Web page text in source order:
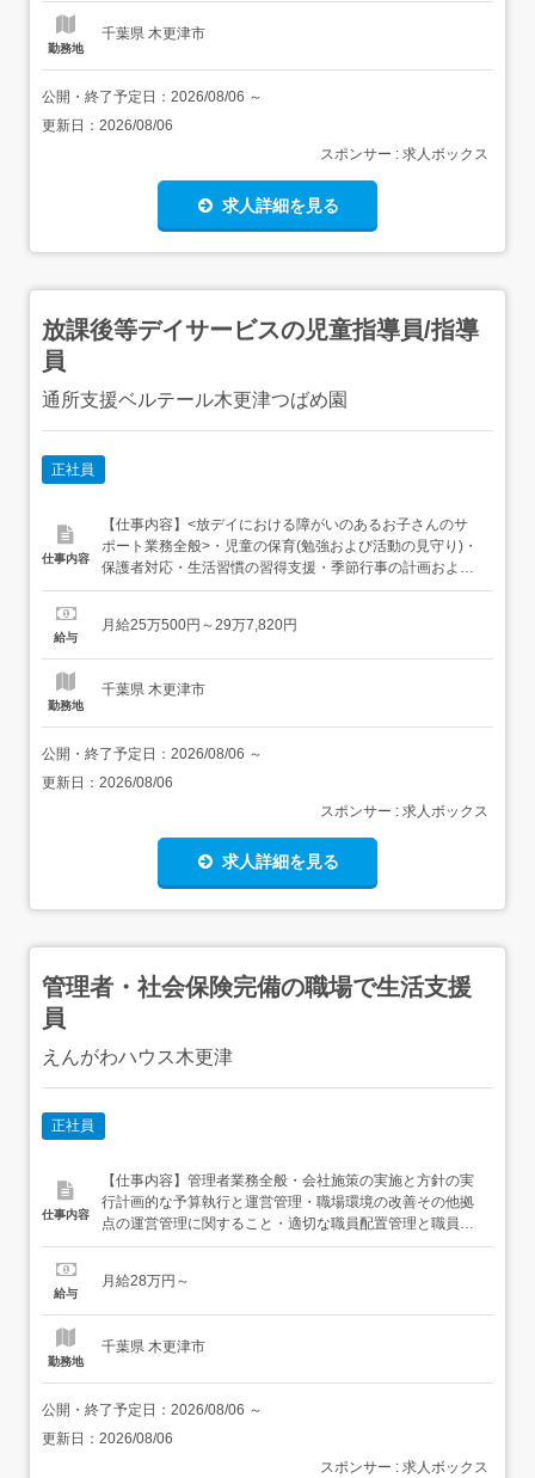
勤務地
千葉県 木更津市
公開・終了予定日： 2026/08/06 ～
更新日： 2026/08/06
スポンサー : 求人ボックス
求人詳細を見る
放課後等デイサービスの児童指導員/指導
員
通所支援ベルテール木更津つばめ園
正社員
仕事内容
【仕事内容】<放デイにおける障がいのあるお子さんのサ
ポート業務全般>・児童の保育(勉強および活動の見守り)・
保護者対応・生活習慣の習得支援・季節行事の計画および
実施、引率・おやつの提供・送迎、送迎補助・事務作業 な
資格】<応募要件> 児童指導員任用資格がある方(実務経験
給与
月給25万500円～29万7,820円
勤務地
千葉県 木更津市
公開・終了予定日： 2026/08/06 ～
更新日： 2026/08/06
スポンサー : 求人ボックス
求人詳細を見る
管理者・社会保険完備の職場で生活支援
員
えんがわハウス木更津
正社員
仕事内容
【仕事内容】管理者業務全般・会社施策の実施と方針の実
行計画的な予算執行と運営管理・職場環境の改善その他拠
点の運営管理に関すること・適切な職員配置管理と職員の
定着化・職員の採用・勤怠管理・育成行事・地域交流等の
待防止や人権擁護に関する職員教育事業報告書等行政への
給与
月給28万円～
勤務地
千葉県 木更津市
公開・終了予定日： 2026/08/06 ～
更新日： 2026/08/06
スポンサー : 求人ボックス